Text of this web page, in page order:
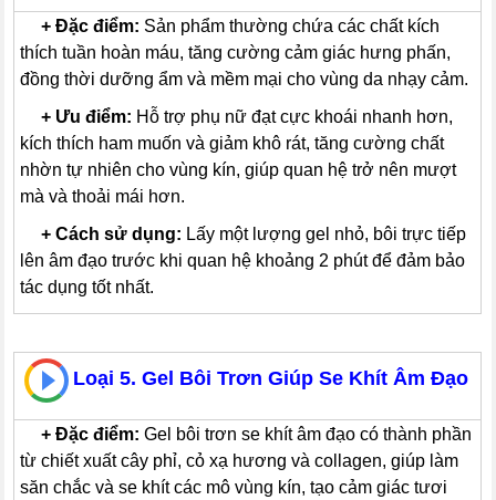
+Đặc điểm: Sản phẩm thường chứa các chất kích
thích tuần hoàn máu, tăng cường cảm giác hưng phấn,
đồng thời dưỡng ẩm và mềm mại cho vùng da nhạy cảm.
+ Ưu điểm: Hỗ trợ phụ nữ đạt cực khoái nhanh hơn,
kích thích ham muốn và giảm khô rát, tăng cường chất
nhờn tự nhiên cho vùng kín, giúp quan hệ trở nên mượt
mà và thoải mái hơn.
+Cách sử dụng: Lấy một lượng gel nhỏ, bôi trực tiếp
lên âm đạo trước khi quan hệ khoảng 2 phút để đảm bảo
tác dụng tốt nhất.
Loại 5. Gel Bôi Trơn Giúp Se Khít Âm Đạo
+Đặc điểm: Gel bôi trơn se khít âm đạo có thành phần
từ chiết xuất cây phỉ, cỏ xạ hương và collagen, giúp làm
săn chắc và se khít các mô vùng kín, tạo cảm giác tươi